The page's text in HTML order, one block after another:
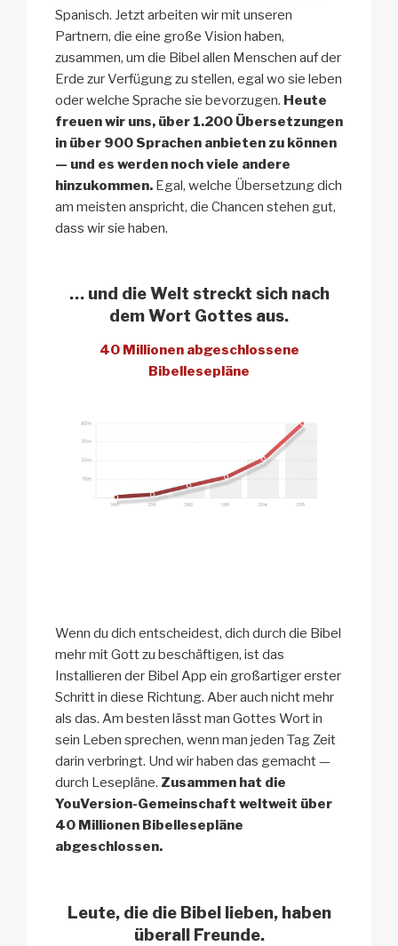
Spanisch. Jetzt arbeiten wir mit unseren
Partnern, die eine große Vision haben,
zusammen, um die Bibel allen Menschen auf der
Erde zur Verfügung zu stellen, egal wo sie leben
oder welche Sprache sie bevorzugen. Heute
freuen wir uns, über 1.200 Übersetzungen
in über 900 Sprachen anbieten zu können
— und es werden noch viele andere
hinzukommen. Egal, welche Übersetzung dich
am meisten anspricht, die Chancen stehen gut,
dass wir sie haben.
… und die Welt streckt sich nach
dem Wort Gottes aus.
40 Millionen abgeschlossene
Bibellesepläne
Wenn du dich entscheidest, dich durch die Bibel
mehr mit Gott zu beschäftigen, ist das
Installieren der Bibel App ein großartiger erster
Schritt in diese Richtung. Aber auch nicht mehr
als das. Am besten lässt man Gottes Wort in
sein Leben sprechen, wenn man jeden Tag Zeit
darin verbringt. Und wir haben das gemacht —
durch Lesepläne. Zusammen hat die
YouVersion-Gemeinschaft weltweit über
40 Millionen Bibellesepläne
abgeschlossen.
Leute, die die Bibel lieben, haben
überall Freunde.